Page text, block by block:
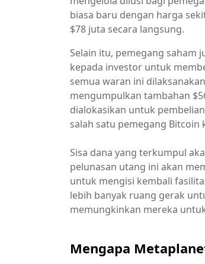
biasa baru dengan harga
$78 juta secara langsung.
Selain itu, pemegang saham
kepada investor untuk
semua waran ini
mengumpulkan tambahan
dialokasikan untuk
salah satu pemegang
Sisa dana yang terkumpul
pelunasan utang ini akan
untuk mengisi kembali
lebih banyak ruang gerak
memungkinkan mereka
Mengapa